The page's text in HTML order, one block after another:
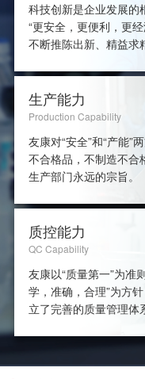
科技创新是企业发展的
“更安全，更便利，更
不断推陈出新、精益求
生产能力
Production Capability
友康对“安全”和“产能”
不合格品，不制造不合
生产部门永远的宗旨。
质控能力
QC Capability
友康以“质量第一”为准
学，准确，合理”为方
立了完善的质量管理体